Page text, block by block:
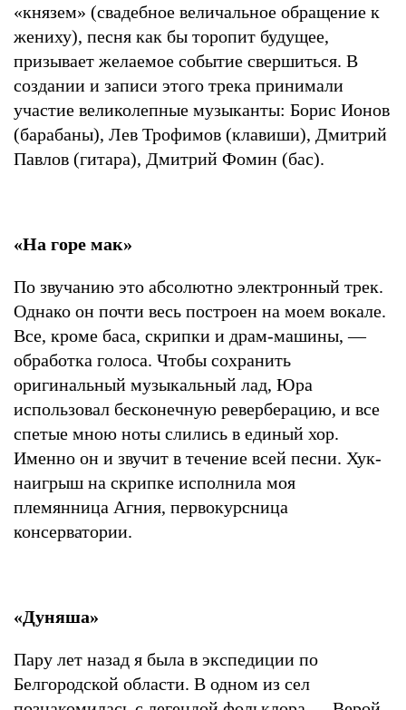
«князем» (свадебное величальное обращение к
жениху), песня как бы торопит будущее,
призывает желаемое событие свершиться. В
создании и записи этого трека принимали
участие великолепные музыканты: Борис Ионов
(барабаны), Лев Трофимов (клавиши), Дмитрий
Павлов (гитара), Дмитрий Фомин (бас).
«На горе мак»
По звучанию это абсолютно электронный трек.
Однако он почти весь построен на моем вокале.
Все, кроме баса, скрипки и драм-машины, —
обработка голоса. Чтобы сохранить
оригинальный музыкальный лад, Юра
использовал бесконечную реверберацию, и все
спетые мною ноты слились в единый хор.
Именно он и звучит в течение всей песни. Хук-
наигрыш на скрипке исполнила моя
племянница Агния, первокурсница
консерватории.
«Дуняша»
Пару лет назад я была в экспедиции по
Белгородской области. В одном из сел